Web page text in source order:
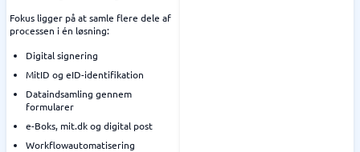
Fokus ligger på at samle flere dele af
processen i én løsning:
Digital signering
MitID og eID-identifikation
Dataindsamling gennem
formularer
e-Boks, mit.dk og digital post
Workflowautomatisering